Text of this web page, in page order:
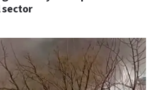
sector